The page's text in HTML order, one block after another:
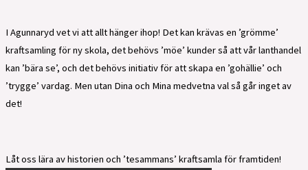
I Agunnaryd vet vi att allt hänger ihop! Det kan krävas en ’grömme’
kraftsamling för ny skola, det behövs ’möe’ kunder så att vår lanthandel
kan ’bära se’, och det behövs initiativ för att skapa en ’gohällie’ och
’trygge’ vardag. Men utan Dina och Mina medvetna val så går inget av
det!
Låt oss lära av historien och ’tesammans’ kraftsamla för framtiden!